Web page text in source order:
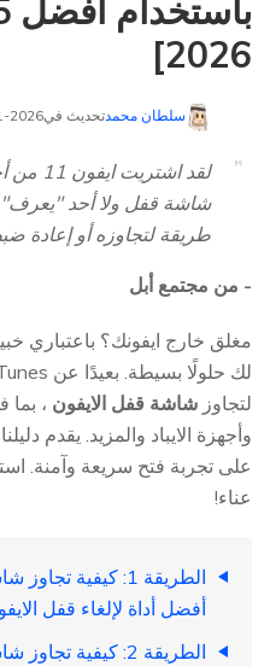
2026]
سلطان محمدتحديث في2026-01-23 إلى
لقد
شاشة قفل ولا أحد
طريقة لتجاوزه أو إعادة
- من مجتمع أبل
مغلق خارج ايفونك؟ باعتباري
لتجاوز شاشة قفل الايفون
وأجهزة الايباد والمزيد. يقدم
على تجربة فتح سريعة وآمنة.
عناء!
الطريقة 1: كيفية
أفضل أداة لإلغاء قفل
الطريقة 2: كيفية